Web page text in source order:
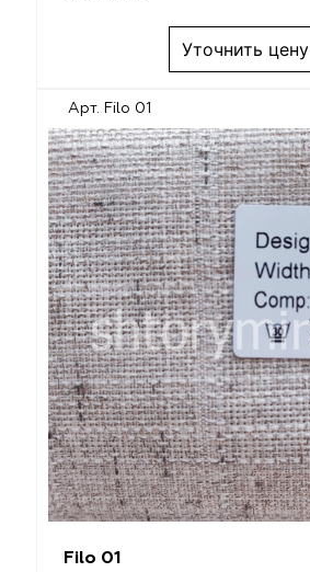
Уточнить цену
Арт. Filo 01
Filo 01